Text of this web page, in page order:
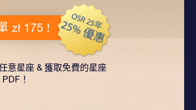
zł 175 !
意星座 & 獲取免費的星座
PDF！